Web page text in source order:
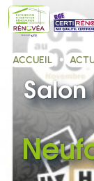
ACCUEIL
Salon